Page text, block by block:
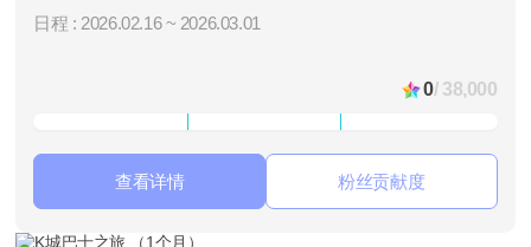
日程 : 2026.02.16 ~ 2026.03.01
0/ 38,000
查看详情 粉丝贡献度